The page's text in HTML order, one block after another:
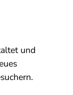
und